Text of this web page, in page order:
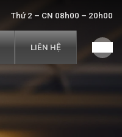
Thứ 2 – CN 08h00 – 20h00
LIÊN HỆ